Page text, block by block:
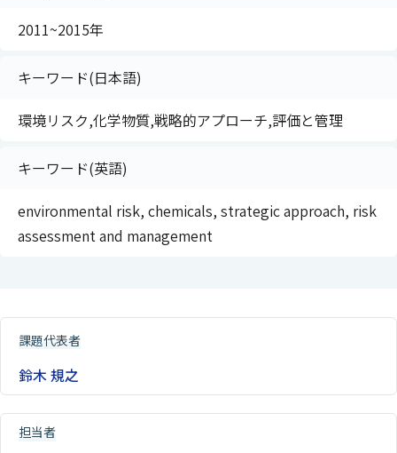
2011~2015年
キーワード(日本語)
環境リスク,化学物質,戦略的アプローチ,評価と管理
キーワード(英語)
environmental risk, chemicals, strategic approach, risk
assessment and management
課題代表者
鈴木 規之
担当者